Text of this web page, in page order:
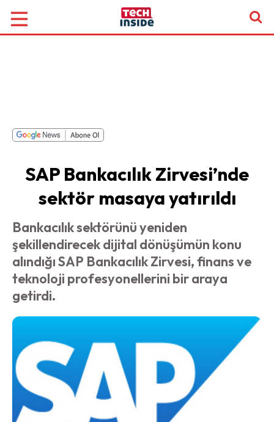
SAP Bankacılık Zirvesi’nde
sektör masaya yatırıldı
Bankacılık sektörünü yeniden
şekillendirecek dijital dönüşümün konu
alındığı SAP Bankacılık Zirvesi, finans ve
teknoloji profesyonellerini bir araya
getirdi.